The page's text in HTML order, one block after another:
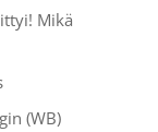
Mikä
(WB)